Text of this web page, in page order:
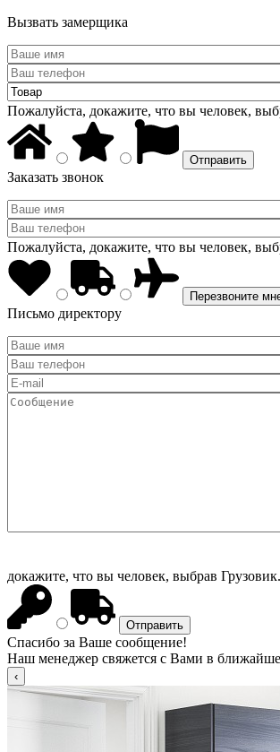
Вызвать замерщика
Пожалуйста, докажите, что вы человек,
Заказать звонок
Пожалуйста, докажите, что вы человек,
Письмо директору
докажите, что вы человек, выбрав Грузовик.
Спасибо за Ваше сообщение!
Наш менеджер свяжется с Вами в